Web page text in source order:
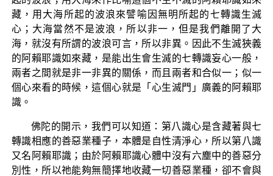
藏，用大海所起的波浪來譬喻因無明所起的七轉識生滅
心；大海當然不是波浪，所以非一，但是我們離開了大
海，就沒有所謂的波浪可言，所以非異。因此不生滅狹義
的阿賴耶識如來藏，是能出生會生滅的七轉識妄心一般，
兩者之間就是非一非異的關係，而且兩者和合似一；似一
個心來看的時候，這個心就是「心生滅門」廣義的阿賴耶
識。
佛陀的開示，我們可以知道：第八識心是含藏著與七
轉識相應的善惡業種子，本體是自性清淨心，所以第八識
又名阿賴耶識；由於阿賴耶識心體中沒有六塵中的善惡分
別性，所以祂能夠無簡擇地收藏一切善惡業種，卻不會與